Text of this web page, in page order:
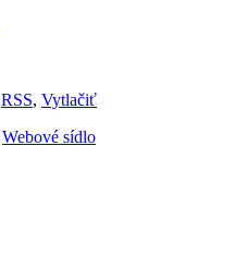
RSS, Vytlačiť
Webové sídlo